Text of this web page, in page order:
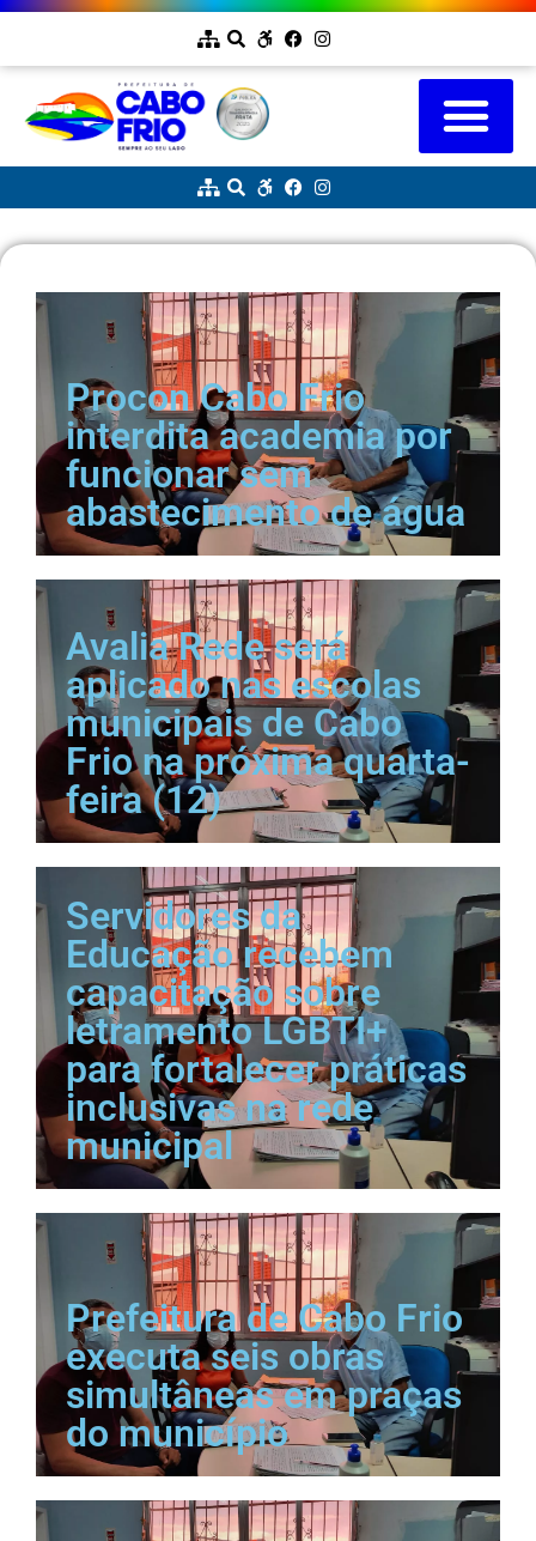
Procon Cabo Frio
interdita academia por
funcionar sem
abastecimento de água
Avalia Rede será
aplicado nas escolas
municipais de Cabo
Frio na próxima quarta-
feira (12)
Servidores da
Educação recebem
capacitação sobre
letramento LGBTI+
para fortalecer práticas
inclusivas na rede
municipal
Prefeitura de Cabo Frio
executa seis obras
simultâneas em praças
do município